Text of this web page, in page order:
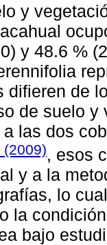
y
y 48.6 %
difieren de
de suelo y
las dos
(2009), esos
y a la
lo
la
bajo